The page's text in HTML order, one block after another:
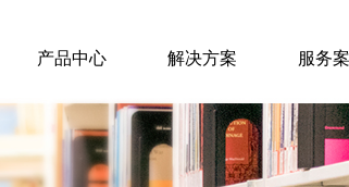
产品中心 解决方案 服务